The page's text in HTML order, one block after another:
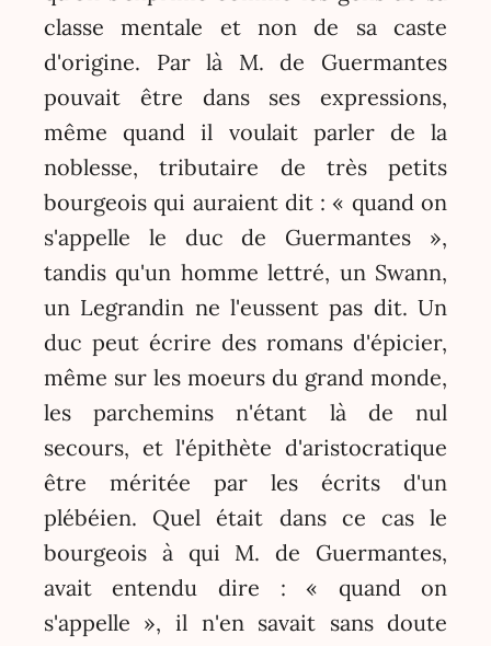
classe mentale et non de sa caste
d'origine. Par là M. de Guermantes
pouvait être dans ses expressions,
même quand il voulait parler de la
noblesse, tributaire de très petits
bourgeois qui auraient dit : « quand on
s'appelle le duc de Guermantes »,
tandis qu'un homme lettré, un Swann,
un Legrandin ne l'eussent pas dit. Un
duc peut écrire des romans d'épicier,
même sur les moeurs du grand monde,
les parchemins n'étant là de nul
secours, et l'épithète d'aristocratique
être méritée par les écrits d'un
plébéien. Quel était dans ce cas le
bourgeois à qui M. de Guermantes,
avait entendu dire : « quand on
s'appelle », il n'en savait sans doute